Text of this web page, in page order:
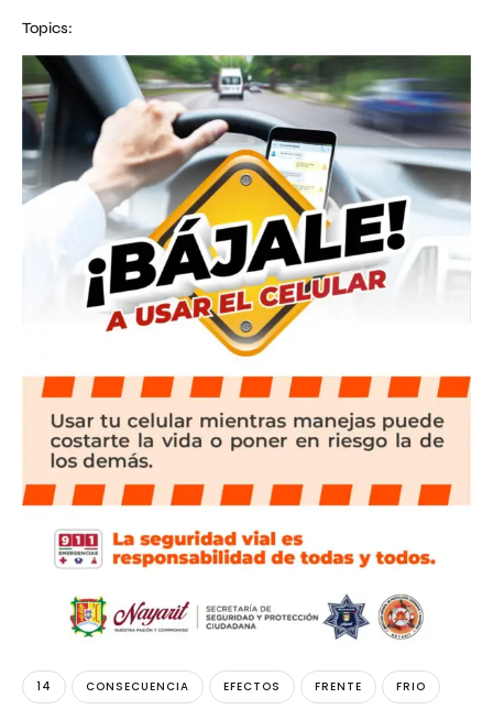
Topics:
14 CONSECUENCIA EFECTOS FRENTE FRIO